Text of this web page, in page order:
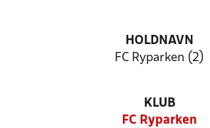
HOLDNAVN
FC Ryparken (2)
KLUB
FC Ryparken